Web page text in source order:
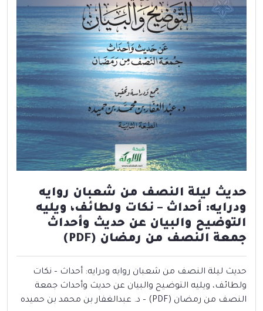
حديث ليلة النصف من شعبان روايه
ودرايه: أحداث – نكات ولطائف، ويليه
التوضيح والبيان عن حديث وأحداث
جمعة النصف من رمضان (PDF)
حديث ليلة النصف من شعبان روايه ودرايه: أحداث – نكات
ولطائف، ويليه التوضيح والبيان عن حديث وأحداث جمعة
النصف من رمضان (PDF) – د. عبدالغفار بن محمد بن حميده